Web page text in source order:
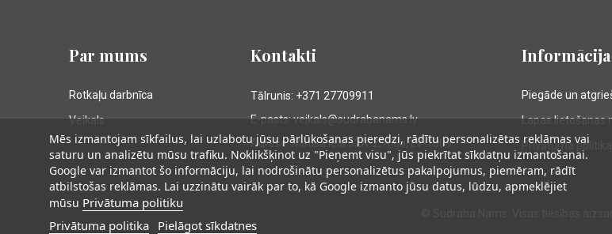
Par mums
Rotkaļu darbnīca
Veikals
Kontakti
Tālrunis: +371 27709911
E-pasts: veikals@sudrabanams.lv
Adrese: Matīsa iela 52A-2, Rīga, LV-1009
Informācija
Piegāde un
Lapas lietošanas
Privātuma politika
Mēs izmantojam sīkfailus, lai uzlabotu jūsu pārlūkošanas pieredzi, rādītu personalizētas reklāmas vai
saturu un analizētu mūsu trafiku. Noklikšķinot uz "Pieņemt visu", jūs piekrītat sīkdatņu izmantošanai.
Google var izmantot šo informāciju, lai nodrošinātu personalizētus pakalpojumus, piemēram, rādīt
atbilstošas reklāmas. Lai uzzinātu vairāk par to, kā Google izmanto jūsu datus, lūdzu, apmeklējiet
mūsu Privātuma politiku
Privātuma politika Pielāgot sīkdatnes